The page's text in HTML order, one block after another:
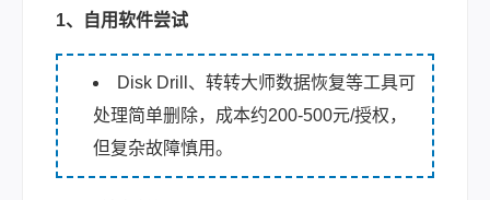
1、自用软件尝试
Disk Drill、转转大师数据恢复等工具可
处理简单删除，成本约200-500元/授权，
但复杂故障慎用。